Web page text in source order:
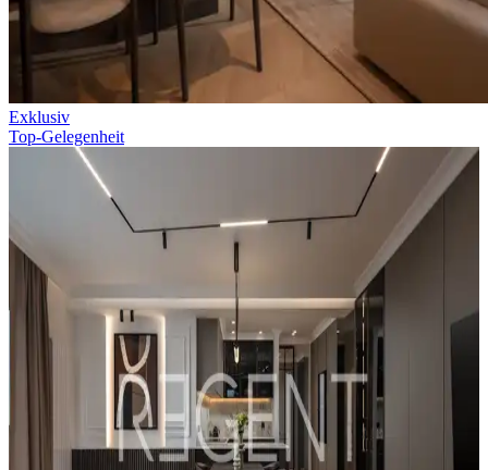
Exklusiv
Top-Gelegenheit